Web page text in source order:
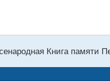
Книга памяти